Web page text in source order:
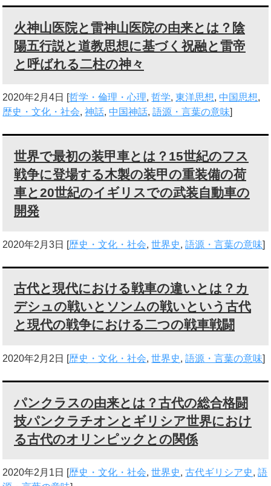
火神山医院と雷神山医院の由来とは？陰
陽五行説と道教思想に基づく祝融と雷帝
と呼ばれる二柱の神々
2020年2月4日 [哲学・倫理・心理,哲学,東洋思想, 中国思想,
歴史・文化・社会,神話, 中国神話,語源・言葉の意味
世界で最初の装甲車とは？15世紀のフス
戦争に登場する木製の装甲の重装備の荷
車と20世紀のイギリスでの武装自動車の
開発
2020年2月3日 [歴史・文化・社会,世界史,語源・言葉の意味]
古代と現代における戦車の違いとは？カ
デシュの戦いとソンムの戦いという古代
と現代の戦争における二つの戦車戦闘
2020年2月2日 [歴史・文化・社会,世界史,語源・言葉の意味]
パンクラスの由来とは？古代の総合格闘
技パンクラチオンとギリシア世界におけ
る古代のオリンピックとの関係
2020年2月1日 [歴史・文化・社会,世界史,古代ギリシア史,語